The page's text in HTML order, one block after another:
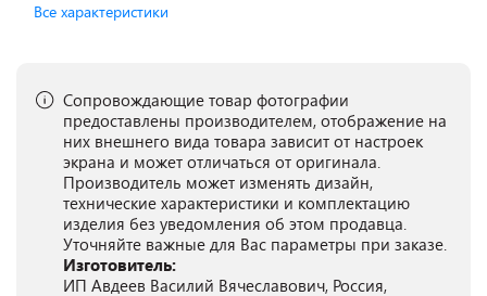
Все характеристики
Сопровождающие товар фотографии
предоставлены производителем, отображение на
них внешнего вида товара зависит от настроек
экрана и может отличаться от оригинала.
Производитель может изменять дизайн,
технические характеристики и комплектацию
изделия без уведомления об этом продавца.
Уточняйте важные для Вас параметры при заказе.
Изготовитель:
ИП Авдеев Василий Вячеславович, Россия,